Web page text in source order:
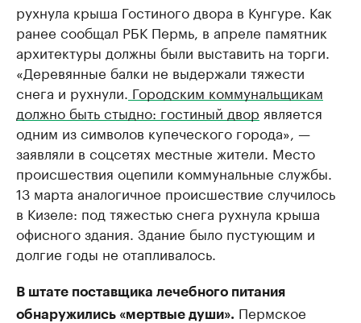
рухнула крыша Гостиного двора в Кунгуре. Как
ранее сообщал РБК Пермь, в апреле памятник
архитектуры должны были выставить на торги.
«Деревянные балки не выдержали тяжести
снега и рухнули. Городским коммунальщикам
должно быть стыдно: гостиный двор является
одним из символов купеческого города», —
заявляли в соцсетях местные жители. Место
происшествия оцепили коммунальные службы.
13 марта аналогичное происшествие случилось
в Кизеле: под тяжестью снега рухнула крыша
офисного здания. Здание было пустующим и
долгие годы не отапливалось.​
В штате поставщика лечебного питания
обнаружились «мертвые души». Пермское